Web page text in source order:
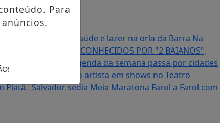
agosto: esporte, saúde e lazer na orla da Barra Na
E RAVENA FRANCO CONHECIDOS POR "2 BAIANOS",
e Fortal; agenda da semana passa por cidades
Lee celebra obra do artista em shows no Teatro
Piatã.Salvador sedia Meia Maratona Farol a Farol com
Para